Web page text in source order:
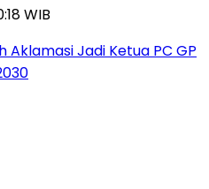
WIB
Jadi Ketua PC GP